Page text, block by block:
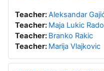
Teacher:Aleksandar
Teacher: Maja Lukic
Teacher: Branko Rakic
Teacher: Marija Vlajkovic